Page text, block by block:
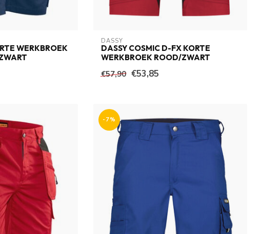
WERKBROEK
DASSY
DASSY COSMIC D-FX KORTE
WERKBROEK ROOD/ZWART
€57,90 €53,85
-7%